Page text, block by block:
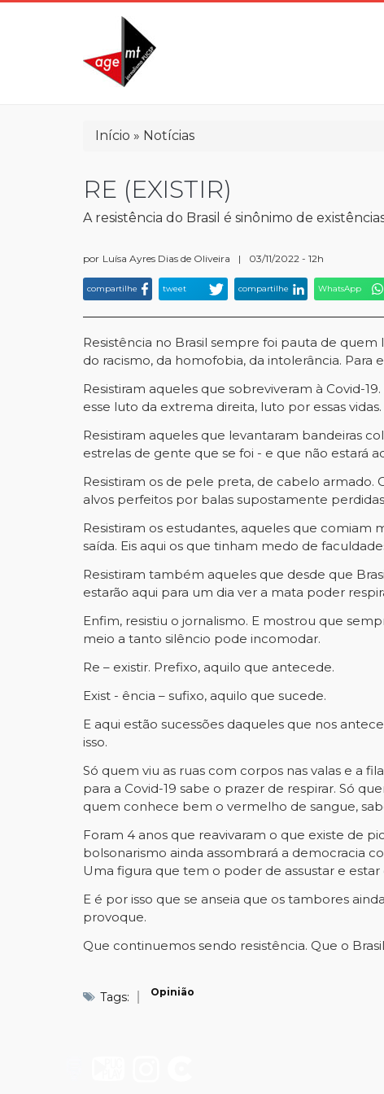
Trilha
navegação
Início Notícias
RE (EXISTIR)
A resistência do Brasil é sinônimo de
por Luísa Ayres Dias de Oliveira | 03/11/2022 - 12h
compartilhe tweet compartilhe WhatsApp
Resistência no Brasil sempre foi pauta de
do racismo, da homofobia, da intolerância. Para
Resistiram aqueles que sobreviveram à Covid-
esse luto da extrema direita, luto por essas vidas.
Resistiram aqueles que levantaram bandeiras
estrelas de gente que se foi - e que não estará
Resistiram os de pele preta, de cabelo armado.
alvos perfeitos por balas supostamente
Resistiram os estudantes, aqueles que comiam
saída. Eis aqui os que tinham medo de
Resistiram também aqueles que desde que
estarão aqui para um dia ver a mata poder
Enfim, resistiu o jornalismo. E mostrou que
meio a tanto silêncio pode incomodar.
Re – existir. Prefixo, aquilo que antecede.
Exist - ência – sufixo, aquilo que sucede.
E aqui estão sucessões daqueles que nos
isso.
Só quem viu as ruas com corpos nas valas e a
para a Covid-19 sabe o prazer de respirar. Só
quem conhece bem o vermelho de sangue,
Foram 4 anos que reavivaram o que existe de
bolsonarismo ainda assombrará a democracia
Uma figura que tem o poder de assustar e estar
E é por isso que se anseia que os tambores
provoque.
Que continuemos sendo resistência. Que o
Tags: Opinião